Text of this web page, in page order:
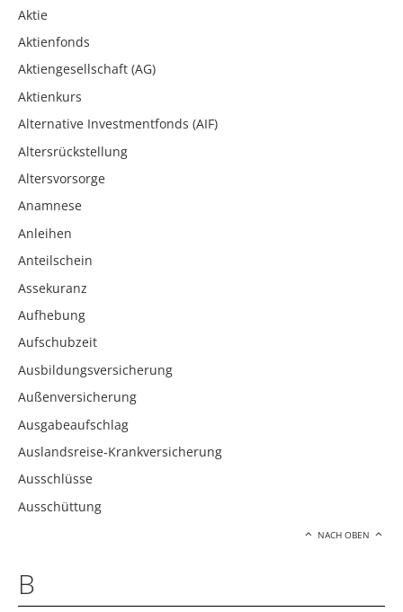
Aktie
Aktienfonds
Aktiengesellschaft (AG)
Aktienkurs
Alternative Investmentfonds (AIF)
Altersrückstellung
Altersvorsorge
Anamnese
Anleihen
Anteilschein
Assekuranz
Aufhebung
Aufschubzeit
Ausbildungsversicherung
Außenversicherung
Ausgabeaufschlag
Auslandsreise-Krankversicherung
Ausschlüsse
Ausschüttung
NACH OBEN
B